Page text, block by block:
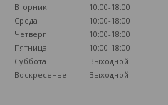
Вторник
10:00-18:00
Среда
10:00-18:00
Четверг
10:00-18:00
Пятница
10:00-18:00
Суббота
Выходной
Воскресенье
Выходной